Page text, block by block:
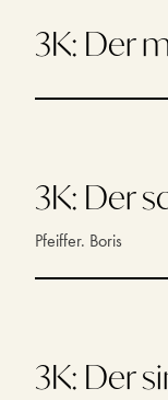
3K: Der
3K: Der
Pfeiffer. Boris
3K: Der